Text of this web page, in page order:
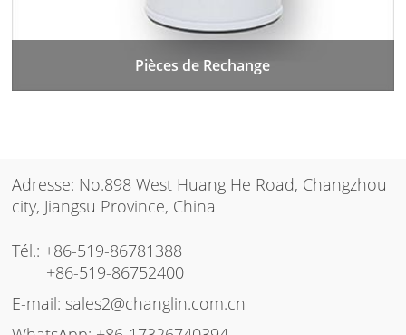
Pièces de Rechange
Adresse: No.898 West Huang He Road, Changzhou
city, Jiangsu Province, China
Tél.: +86-519-86781388
+86-519-86752400
E-mail:sales2@changlin.com.cn